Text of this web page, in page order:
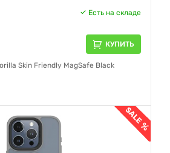
Есть на складе
КУПИТЬ
Skin Friendly MagSafe Black